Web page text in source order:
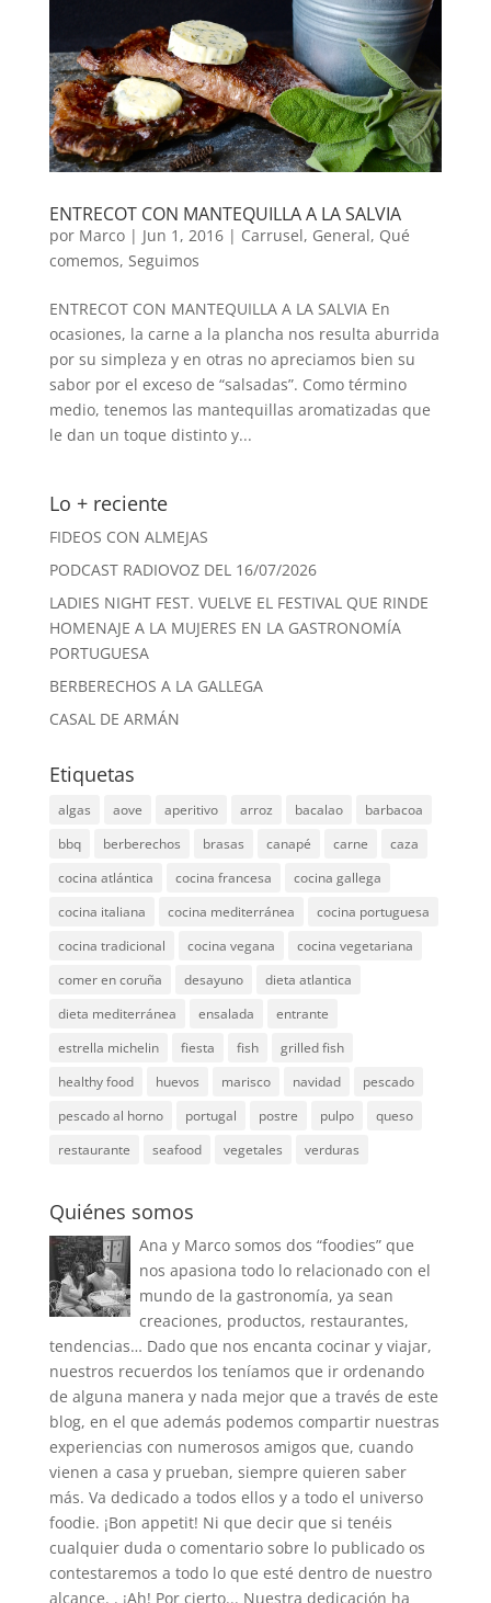
ENTRECOT CON MANTEQUILLA A LA SALVIA
por Marco| Jun 1, 2016| Carrusel, General, Qué
comemos, Seguimos
ENTRECOT CON MANTEQUILLA A LA SALVIA En
ocasiones, la carne a la plancha nos resulta aburrida
por su simpleza y en otras no apreciamos bien su
sabor por el exceso de “salsadas”. Como término
medio, tenemos las mantequillas aromatizadas que
le dan un toque distinto y...
Lo + reciente
FIDEOS CON ALMEJAS
PODCAST RADIOVOZ DEL 16/07/2026
LADIES NIGHT FEST. VUELVE EL FESTIVAL QUE RINDE
HOMENAJE A LA MUJERES EN LA GASTRONOMÍA
PORTUGUESA
BERBERECHOS A LA GALLEGA
CASAL DE ARMÁN
Etiquetas
algas aove aperitivo arroz bacalao
barbacoa
bbq
berberechos brasas canapé carne
caza
cocina atlántica
cocina francesa
cocina gallega
cocina italiana
cocina mediterránea
cocina portuguesa
cocina tradicional
cocina vegana
cocina vegetariana
comer en coruña
desayuno
dieta atlantica
dieta mediterránea
ensalada
entrante
estrella michelin
fiesta fish
grilled fish
healthy food
huevos marisco navidad
pescado
pescado al horno
portugal postre pulpo
queso
restaurante
seafood vegetales verduras
Quiénes somos
Ana y Marco somos dos “foodies” que
nos apasiona todo lo relacionado con el
mundo de la gastronomía, ya sean
creaciones, productos, restaurantes,
tendencias… Dado que nos encanta cocinar y viajar,
nuestros recuerdos los teníamos que ir ordenando
de alguna manera y nada mejor que a través de este
blog, en el que además podemos compartir nuestras
experiencias con numerosos amigos que, cuando
vienen a casa y prueban, siempre quieren saber
más. Va dedicado a todos ellos y a todo el universo
foodie. ¡Bon appetit! Ni que decir que si tenéis
cualquier duda o comentario sobre lo publicado os
contestaremos a todo lo que esté dentro de nuestro
alcance. . ¡Ah! Por cierto... Nuestra dedicación ha